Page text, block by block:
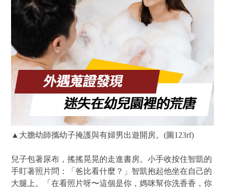
▲大膽幼師攜幼子掩護與有婦男出遊開房。(圖123rf)
兒子包著尿布，搖搖晃晃的走進書房。小手收按住智凱的
手盯著照片問：「爸比看什麼？」智凱抱起他坐在自己的
大腿上。「在看照片呀〜這個是你，媽咪幫你洗香香，你